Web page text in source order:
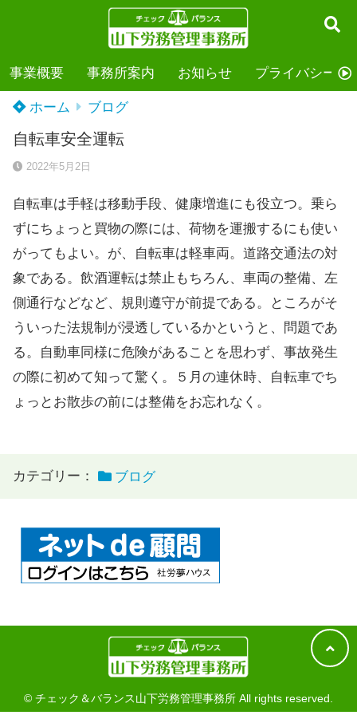
事業概要 事務所案内 お知らせ プライバシーポ
ホーム ブログ
自転車安全運転
2022年5月2日
自転車は手軽は移動手段、健康増進にも役立つ。乗ら
ずにちょっと買物の際には、荷物を運搬するにも使い
がってもよい。が、自転車は軽車両。道路交通法の対
象である。飲酒運転は禁止もちろん、車両の整備、左
側通行などなど、規則遵守が前提である。ところがそ
ういった法規制が浸透しているかというと、問題であ
る。自動車同様に危険があることを思わず、事故発生
の際に初めて知って驚く。５月の連休時、自転車でち
ょっとお散歩の前には整備をお忘れなく。
カテゴリー： ブログ
© チェック＆バランス山下労務管理事務所 All rights reserved.